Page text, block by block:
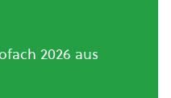
2026 aus